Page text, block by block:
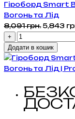
Гіроборд Smart
Вогонь та Лід
8,091грн.
8,091
5,843
+
Гіроборд
Smart
Balance
Wheel
Premium
New
Вогонь
Додати в кошик